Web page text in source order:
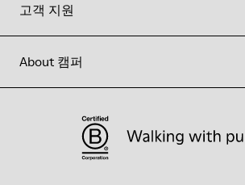
고객 지원
About 캠퍼